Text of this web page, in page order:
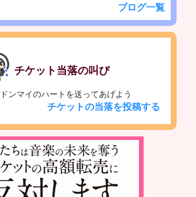
ブログ一覧
チケット当落の叫び
ンマイのハートを送ってあげよう
チケットの当落を投稿する